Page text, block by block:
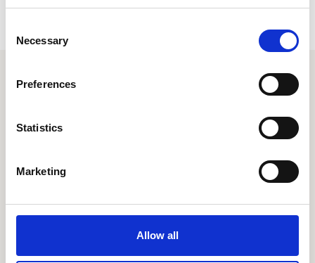
Selection
Necessary
Preferences
Statistics
Marketing
Allow all
5631 KB Eindhoven
Combinatie Jeugdzorg is een
non-profit organisatie